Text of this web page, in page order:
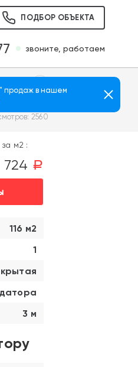
ПОДБОР ОБЪЕКТА
звоните, работаем
2560
м2 :
724 a
116 м2
1
3 м
продаж в нашем